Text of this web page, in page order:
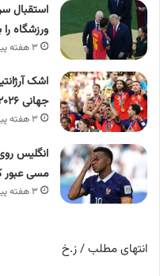
استقبال
ورزشگاه را
۳ هفته پیش
اشک
جهانی ۲۰۲۶ شد
۳ هفته پیش
انگلیس
مسی عبور
۳ هفته پیش
انتهای مطلب / ز.خ